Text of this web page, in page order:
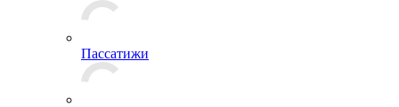
Пассатижи